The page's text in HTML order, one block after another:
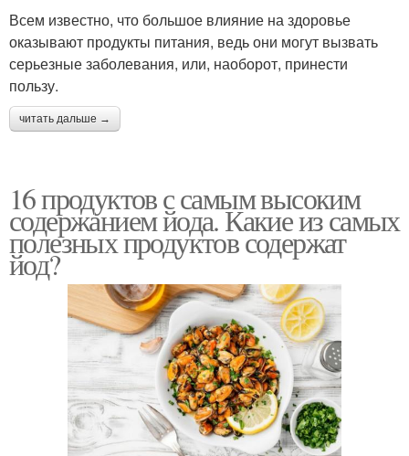
Всем известно, что большое влияние на здоровье
оказывают продукты питания, ведь они могут вызвать
серьезные заболевания, или, наоборот, принести
пользу.
читать дальше →
16 продуктов с самым высоким
содержанием йода. Какие из самых
полезных продуктов содержат
йод?